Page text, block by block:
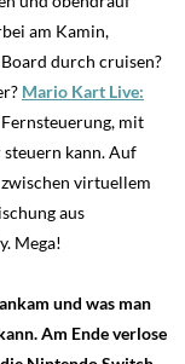
am Kamin,
durch cruisen?
Mario Kart Live:
mit
kann. Auf
virtuellem
aus
Mega!
und was man
Am Ende verlose